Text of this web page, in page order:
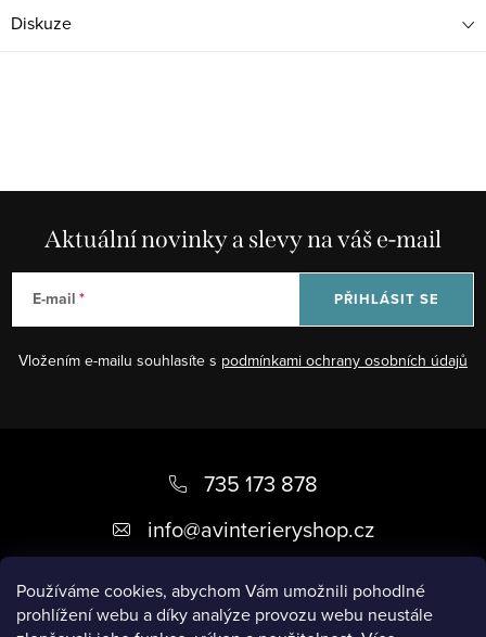
Používáme cookies, abychom Vám umožnili pohodlné
prohlížení webu a díky analýze provozu webu neustále
Diskuze
Aktuální novinky a slevy na váš e-mail
E-mail
Vložením e-mailu souhlasíte s podmínkami ochrany osobních údajů
PŘIHLÁSIT SE
a
735 173 878
info@avinterieryshop.cz